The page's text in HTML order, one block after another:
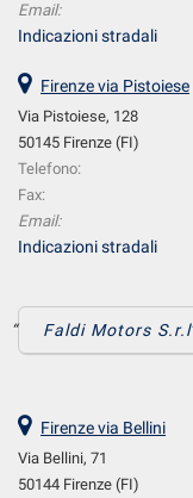
Email:
Indicazioni stradali
Firenze via Pistoiese
Via Pistoiese, 128
50145 Firenze (FI)
Telefono:
Fax:
Email:
Indicazioni stradali
Faldi Motors S.r.l
Firenze via Bellini
Via Bellini, 71
50144 Firenze (FI)